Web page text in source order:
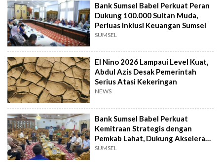
Bank Sumsel Babel Perkuat Peran
Dukung 100.000 Sultan Muda,
Perluas Inklusi Keuangan Sumsel
SUMSEL
El Nino 2026 Lampaui Level Kuat,
Abdul Azis Desak Pemerintah
Serius Atasi Kekeringan
NEWS
Bank Sumsel Babel Perkuat
Kemitraan Strategis dengan
Pemkab Lahat, Dukung Akselerasi
Ekonomi Daerah
SUMSEL